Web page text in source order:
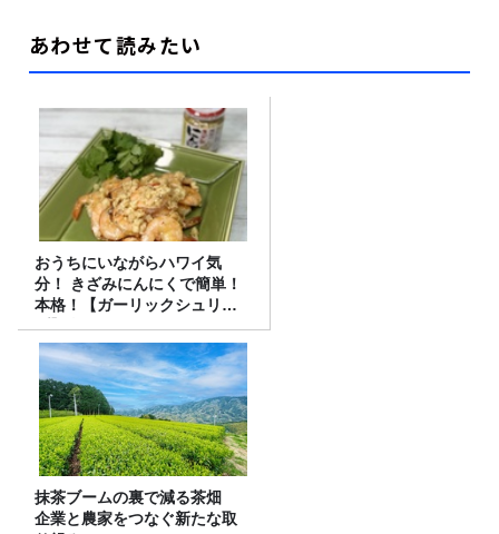
あわせて読みたい
おうちにいながらハワイ気
分！ きざみにんにくで簡単！
本格！【ガーリックシュリン
プ】 桃屋のかんたんレシピ
抹茶ブームの裏で減る茶畑
企業と農家をつなぐ新たな取